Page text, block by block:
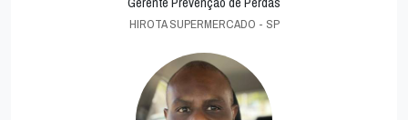
HIROTA SUPERMERCADO - SP